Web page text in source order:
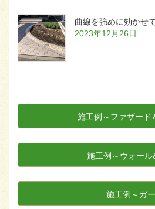
曲線を強めに効かせ
2023年12月26日
施工例～ファザード
施工例～ウォール
施工例～ガ